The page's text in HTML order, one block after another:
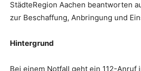
StädteRegion Aachen beantworten
zur Beschaffung, Anbringung und
Hintergrund
Bei einem Notfall geht ein 112-Anruf